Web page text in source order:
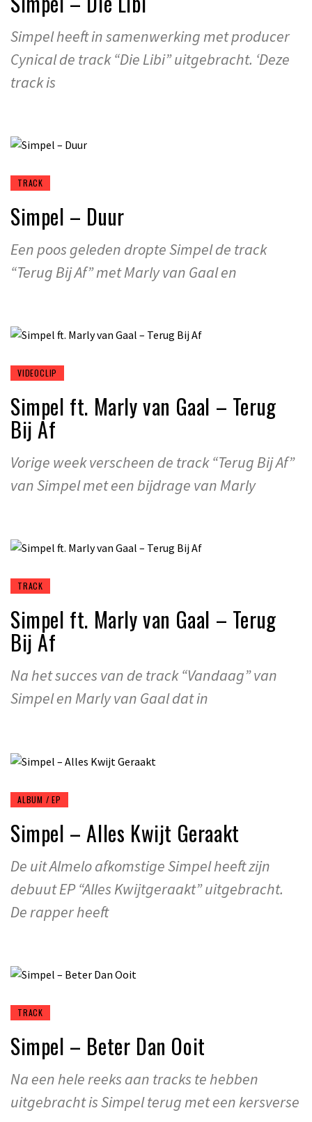
Simpel heeft in samenwerking met producer
Cynical de track “Die Libi” uitgebracht. ‘Deze
track is
TRACK
Simpel – Duur
Een poos geleden dropte Simpel de track
“Terug Bij Af” met Marly van Gaal en
VIDEOCLIP
Simpel ft. Marly van Gaal – Terug
Bij Af
Vorige week verscheen de track “Terug Bij Af”
van Simpel met een bijdrage van Marly
TRACK
Simpel ft. Marly van Gaal – Terug
Bij Af
Na het succes van de track “Vandaag” van
Simpel en Marly van Gaal dat in
ALBUM / EP
Simpel – Alles Kwijt Geraakt
De uit Almelo afkomstige Simpel heeft zijn
debuut EP “Alles Kwijtgeraakt” uitgebracht.
De rapper heeft
TRACK
Simpel – Beter Dan Ooit
Na een hele reeks aan tracks te hebben
uitgebracht is Simpel terug met een kersverse